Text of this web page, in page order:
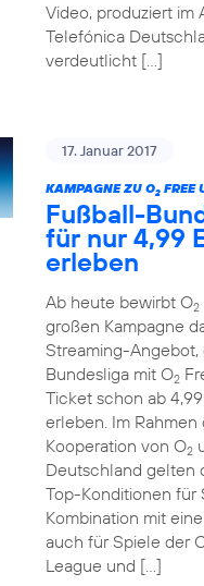
Video, produziert im
Telefónica
verdeutlicht […]
17. Januar 2017
KAMPAGNE ZU O2FREE
Fußball-
für nur 4,99
erleben
Ab heute bewirbt O2
großen Kampagne
Streaming-
Bundesliga mit O2
Ticket schon ab
erleben. Im Rahmen
Kooperation von O2
Deutschland gelten
Top-Konditionen für
Kombination mit
auch für Spiele der
League und […]